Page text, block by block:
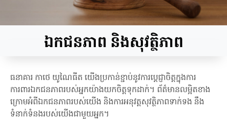
ឯកជនភាព​ និងសុវត្ថិភាព
ធនាគារ កាថេ យូណៃធីត យើងប្រកាន់ខ្ជាប់នូវការប្តេជ្ញាចិត្តក្នុងការ
ការពារឯកជនភាពរបស់អ្នកយ៉ាងយកចិត្តទុកដាក់។ ព័ត៌មានលម្អិតខាង
ក្រោមអំពីឯកជនភាពរបស់យើង និងការអនុវត្តសុវត្ថិភាពទាក់ទង នឹង
ទំនាក់ទំនងរបស់យើងជាមួយអ្នក។